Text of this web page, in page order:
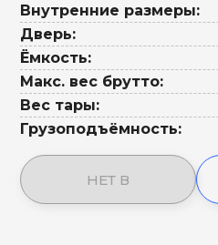
Внутренние размеры:
Дверь:
Ёмкость:
Макс. вес брутто:
Вес тары:
Грузоподъёмность:
НЕТ В